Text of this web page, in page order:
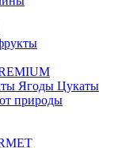
Ягоды Цукаты
природы